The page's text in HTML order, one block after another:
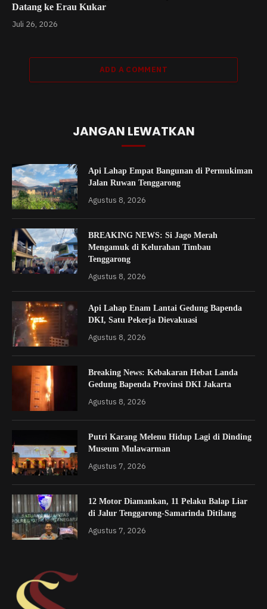
Datang ke Erau Kukar
Juli 26, 2026
ADD A COMMENT
JANGAN LEWATKAN
Api Lahap Empat Bangunan di Permukiman
Jalan Ruwan Tenggarong
Agustus 8, 2026
BREAKING NEWS: Si Jago Merah
Mengamuk di Kelurahan Timbau
Tenggarong
Agustus 8, 2026
Api Lahap Enam Lantai Gedung Bapenda
DKI, Satu Pekerja Dievakuasi
Agustus 8, 2026
Breaking News: Kebakaran Hebat Landa
Gedung Bapenda Provinsi DKI Jakarta
Agustus 8, 2026
Putri Karang Melenu Hidup Lagi di Dinding
Museum Mulawarman
Agustus 7, 2026
12 Motor Diamankan, 11 Pelaku Balap Liar
di Jalur Tenggarong-Samarinda Ditilang
Agustus 7, 2026